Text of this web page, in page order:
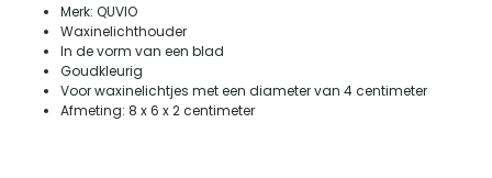
Merk: QUVIO
Waxinelichthouder
In de vorm van een blad
Goudkleurig
Voor waxinelichtjes met een diameter van 4 centimeter
Afmeting: 8 x 6 x 2 centimeter